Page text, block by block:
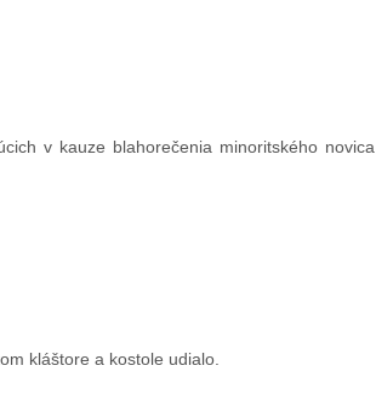
v kauze blahorečenia minoritského novica
kláštore a kostole udialo.